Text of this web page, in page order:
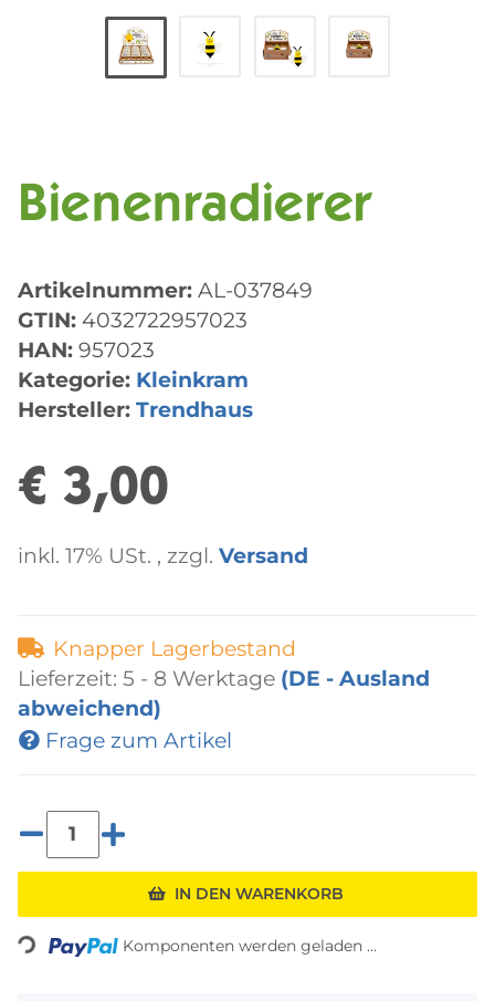
Bienenradierer
Artikelnummer: AL-037849
GTIN: 4032722957023
HAN: 957023
Kategorie: Kleinkram
Hersteller: Trendhaus
€ 3,00
inkl. 17% USt. , zzgl. Versand
Knapper Lagerbestand
Lieferzeit: 5 - 8 Werktage (DE - Ausland
abweichend)
Frage zum Artikel
IN DEN WARENKORB
Loading... Komponenten werden geladen ...